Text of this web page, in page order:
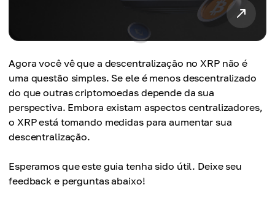
Agora você vê que a descentralização no XRP não é
uma questão simples. Se ele é menos descentralizado
do que outras criptomoedas depende da sua
perspectiva. Embora existam aspectos centralizadores,
o XRP está tomando medidas para aumentar sua
descentralização.
Esperamos que este guia tenha sido útil. Deixe seu
feedback e perguntas abaixo!